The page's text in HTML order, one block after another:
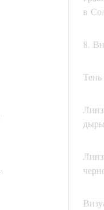
в
8.
Тень
дыры